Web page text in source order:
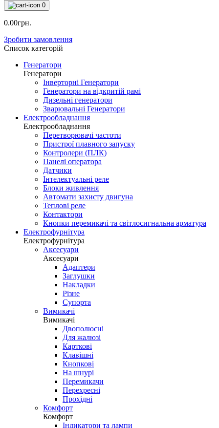
0
0.00грн.
Зробити замовлення
Список категорій
Генератори
Генератори
Інверторні Генератори
Генератори на відкритій рамі
Дизельні генератори
Зварювальні Генератори
Електрообладнання
Електрообладнання
Перетворювачі частоти
Пристрої плавного запуску
Контролери (ПЛК)
Панелі оператора
Датчики
Інтелектуальні реле
Блоки живлення
Автомати захисту двигуна
Теплові реле
Контактори
Кнопки перемикачі та світлосигнальна арматура
Електрофурнітура
Електрофурнітура
Аксесуари
Аксесуари
Адаптери
Заглушки
Накладки
Різне
Супорта
Вимикачі
Вимикачі
Двополюсні
Для жалюзі
Карткові
Клавішні
Кнопкові
На шнурі
Перемикачи
Перехресні
Прохідні
Комфорт
Комфорт
Індикатори та лампи